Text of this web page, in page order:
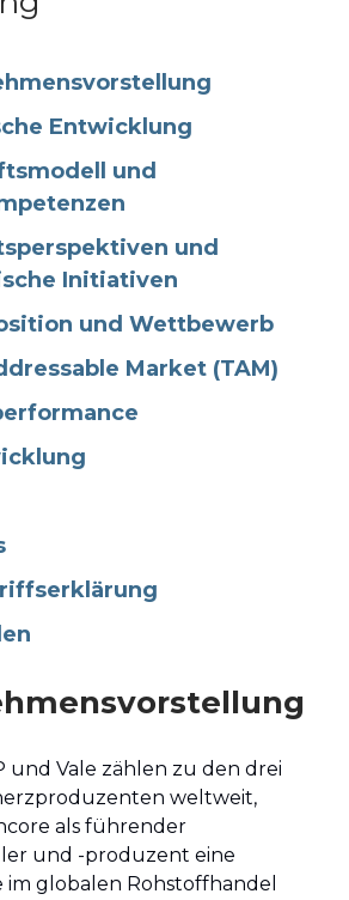
Entwicklung
und
und
Initiativen
und Wettbewerb
Market (TAM)
und Vale zählen zu den drei
weltweit,
als führender
und -produzent eine
im globalen Rohstoffhandel